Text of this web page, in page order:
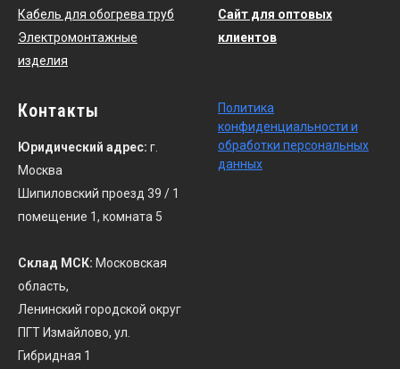
Кабель для обогрева труб
Электромонтажные
изделия
Сайт для оптовых
клиентов
Контакты
Юридический адрес: г.
Москва
Шипиловский проезд 39 / 1
помещение 1, комната 5
Склад МСК: Московская
область,
Ленинский городской округ
ПГТ Измайлово, ул.
Гибридная 1
Политика
конфиденциальности и
обработки персональных
данных